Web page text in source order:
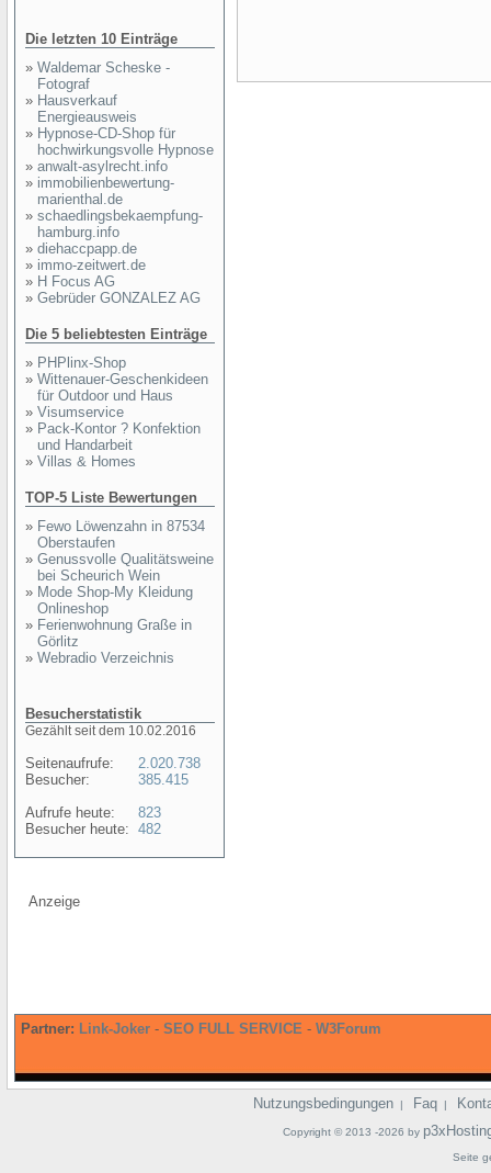
Die letzten 10 Einträge
» Waldemar Scheske -
Fotograf
» Hausverkauf
Energieausweis
» Hypnose-CD-Shop für
hochwirkungsvolle Hypnose
» anwalt-asylrecht.info
» immobilienbewertung-
marienthal.de
» schaedlingsbekaempfung-
hamburg.info
» diehaccpapp.de
» immo-zeitwert.de
» H Focus AG
» Gebrüder GONZALEZ AG
Die 5 beliebtesten Einträge
» PHPlinx-Shop
» Wittenauer-Geschenkideen
für Outdoor und Haus
» Visumservice
» Pack-Kontor ? Konfektion
und Handarbeit
» Villas & Homes
TOP-5 Liste Bewertungen
» Fewo Löwenzahn in 87534
Oberstaufen
» Genussvolle Qualitätsweine
bei Scheurich Wein
» Mode Shop-My Kleidung
Onlineshop
» Ferienwohnung Graße in
Görlitz
» Webradio Verzeichnis
Besucherstatistik
Gezählt seit dem 10.02.2016
Seitenaufrufe:
Besucher:
Aufrufe heute:
Besucher heute:
2.020.738
385.415
823
482
Anzeige
Partner: Link-Joker - SEO FULL SERVICE - W3Forum
Nutzungsbedingungen | Faq |
Copyright © 2013 -2026 by
Seite